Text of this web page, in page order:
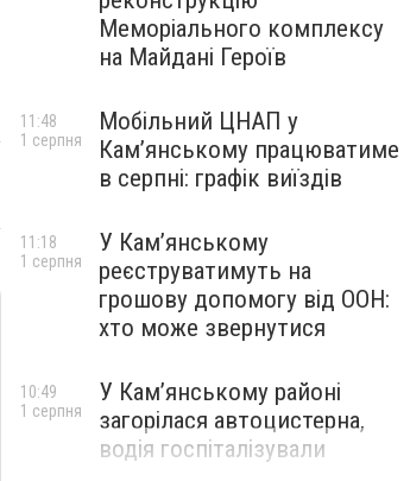
Меморіального комплексу
на Майдані Героїв
Мобільний ЦНАП у
Кам’янському працюватиме
в серпні: графік виїздів
11:48
1 серпня
У Кам’янському
реєструватимуть на
грошову допомогу від ООН:
хто може звернутися
11:18
1 серпня
У Кам’янському районі
загорілася автоцистерна,
водія госпіталізували
10:49
1 серпня